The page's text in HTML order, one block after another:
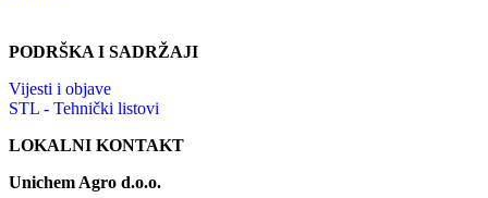
PODRŠKA I SADRŽAJI
Vijesti i objave
STL - Tehnički listovi
LOKALNI KONTAKT
Unichem Agro d.o.o.